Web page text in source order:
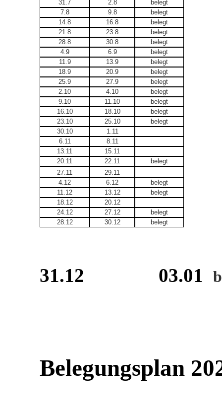
31.7 2.8
belegt
7.8
9.8
belegt
14.8
16.8
belegt
21.8
23.8
belegt
28.8
30.8
belegt
4.9
6.9
belegt
11.9
13.9
belegt
18.9
20.9
belegt
25.9
27.9
belegt
2.10
4.10
belegt
9.10
11.10
belegt
16.10
18.10
belegt
23.10
25.10
belegt
30.10
1.11
6.11
8.11
13.11
15.11
20.11
22.11
belegt
27.11
29.11
4.12
6.12
belegt
11.12
13.12
belegt
18.12
20.12
24.12
27.12
belegt
28.12
30.12 belegt
31.12 03.01
Belegungsplan